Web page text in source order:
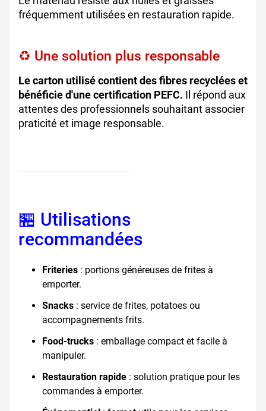
fréquemment utilisées en restauration rapide.
♻️ Une solution plus responsable
Le carton utilisé contient des fibres recyclées et
bénéficie d'une certification PEFC. Il répond aux
attentes des professionnels souhaitant associer
praticité et image responsable.
🏪 Utilisations
recommandées
Friteries : portions généreuses de frites à
emporter.
Snacks : service de frites, potatoes ou
accompagnements frits.
Food-trucks : emballage compact et facile à
manipuler.
Restauration rapide : solution pratique pour les
commandes à emporter.